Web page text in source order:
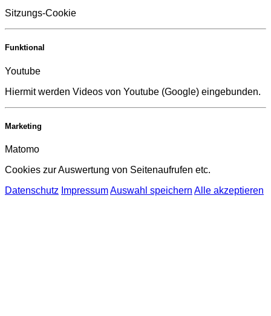
Sitzungs-Cookie
Funktional
Youtube
Hiermit werden Videos von Youtube (Google) eingebunden.
Marketing
Matomo
Cookies zur Auswertung von Seitenaufrufen etc.
Datenschutz ImpressumAuswahl speichern Alle akzeptieren